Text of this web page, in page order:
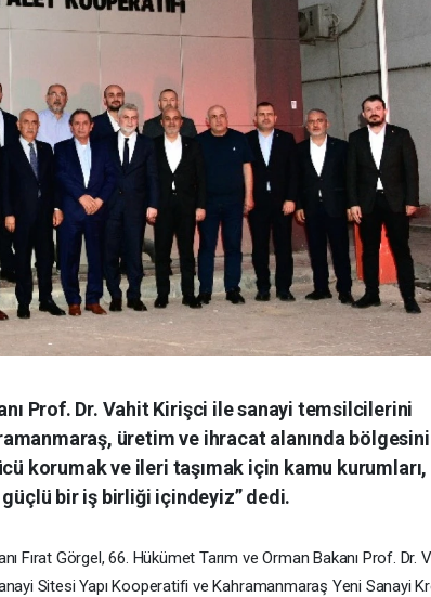
Prof. Dr. Vahit Kirişci ile sanayi temsilcilerini
üretim ve ihracat alanında
korumak ve ileri taşımak için kamu kurumları,
bir iş birliği içindeyiz” dedi.
Fırat Görgel, 66. Hükümet Tarım ve Orman Bakanı Prof. Dr.
Sitesi Yapı Kooperatifi ve Kahramanmaraş Yeni Sanayi